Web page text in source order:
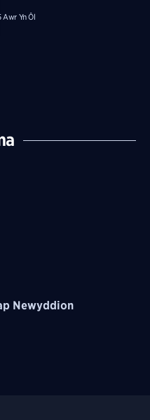
Awr Yn Ôl
Newyddion